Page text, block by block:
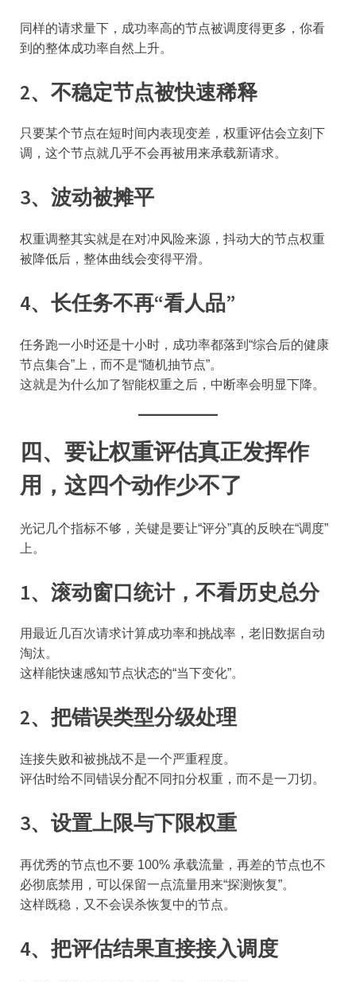
同样的请求量下，成功率高的节点被调度得更多，你看
到的整体成功率自然上升。
2、不稳定节点被快速稀释
只要某个节点在短时间内表现变差，权重评估会立刻下
调，这个节点就几乎不会再被用来承载新请求。
3、波动被摊平
权重调整其实就是在对冲风险来源，抖动大的节点权重
被降低后，整体曲线会变得平滑。
4、长任务不再“看人品”
任务跑一小时还是十小时，成功率都落到“综合后的健康
节点集合”上，而不是“随机抽节点”。
这就是为什么加了智能权重之后，中断率会明显下降。
四、要让权重评估真正发挥作
用，这四个动作少不了
光记几个指标不够，关键是要让“评分”真的反映在“调度”
上。
1、滚动窗口统计，不看历史总分
用最近几百次请求计算成功率和挑战率，老旧数据自动
淘汰。
这样能快速感知节点状态的“当下变化”。
2、把错误类型分级处理
连接失败和被挑战不是一个严重程度。
评估时给不同错误分配不同扣分权重，而不是一刀切。
3、设置上限与下限权重
再优秀的节点也不要 100% 承载流量，再差的节点也不
必彻底禁用，可以保留一点流量用来“探测恢复”。
这样既稳，又不会误杀恢复中的节点。
4、把评估结果直接接入调度